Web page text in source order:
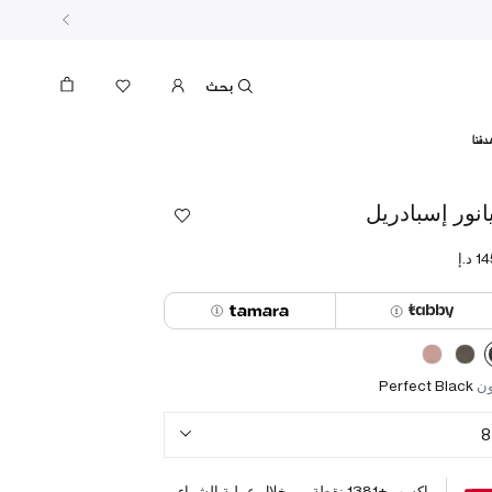
إسبادريل
Perfect Black
8